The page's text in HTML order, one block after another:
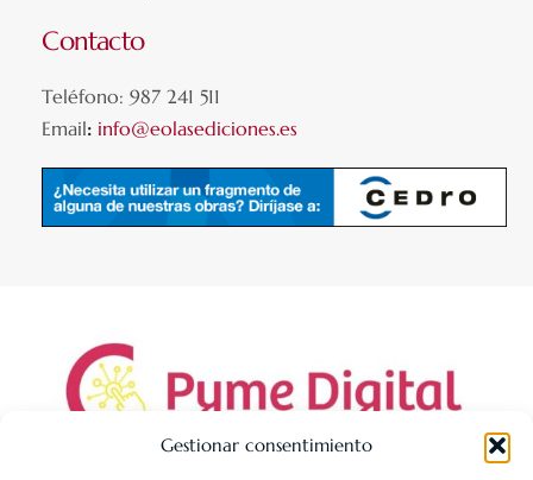
Gestionar consentimiento
Contacto
Teléfono: 987 241 511
Email: info@eolasediciones.es